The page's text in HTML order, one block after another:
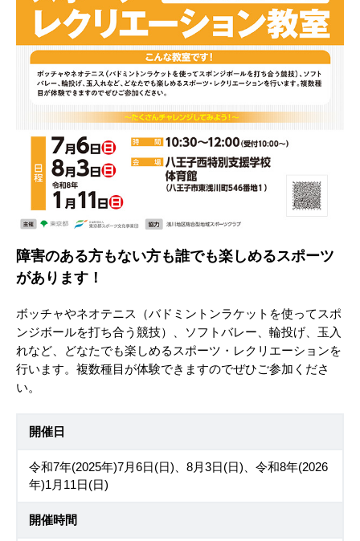
障害のある方もない方も誰でも楽しめるスポーツ
があります！
ボッチャやネオテニス（バドミントンラケットを使ってスポ
ンジボールを打ち合う競技）、ソフトバレー、輪投げ、玉入
れなど、どなたでも楽しめるスポーツ・レクリエーションを
行います。複数種目が体験できますのでぜひご参加くださ
い。
開催日
令和7年(2025年)7月6日(日)、8月3日(日)、令和8年(2026
年)1月11日(日)
開催時間